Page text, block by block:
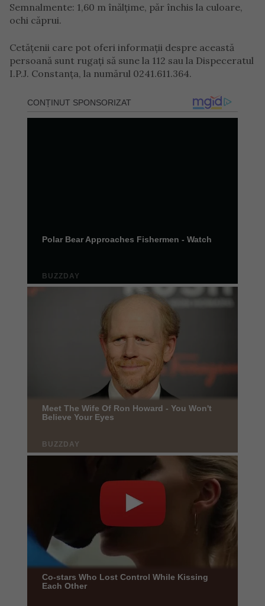
Semnalmente: 1,60 m înălțime, păr închis la culoare,
ochi căprui.
Cetățenii care pot oferi informații despre această
persoană sunt rugați să sune la 112 sau la Dispeceratul
I.P.J. Constanța, la numărul 0241.611.364.